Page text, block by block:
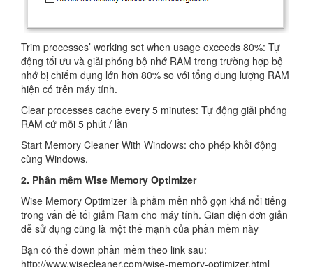
Trim processes’ working set when usage exceeds 80%: Tự
động tối ưu và giải phóng bộ nhớ RAM trong trường hợp bộ
nhớ bị chiếm dụng lớn hơn 80% so với tổng dung lượng RAM
hiện có trên máy tính.
Clear processes cache every 5 minutes: Tự động giải phóng
RAM cứ mỗi 5 phút / lần
Start Memory Cleaner With Windows: cho phép khởi động
cùng Windows.
2. Phần mềm Wise Memory Optimizer
Wise Memory Optimizer là phầm mền nhỏ gọn khá nổi tiếng
trong vấn đề tối giảm Ram cho máy tính. Gian diện đơn giản
dễ sử dụng cũng là một thế mạnh của phần mềm này
Bạn có thể down phần mềm theo link sau:
http://www.wisecleaner.com/wise-memory-optimizer.html